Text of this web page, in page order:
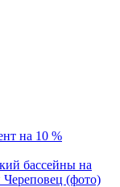
на 10 %
бассейны на
Череповец (фото)